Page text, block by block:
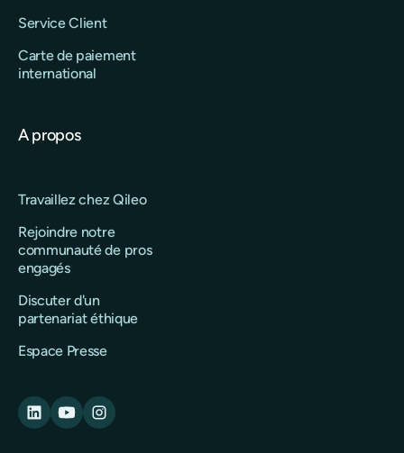
Service Client
Carte de paiement
international
A propos
Travaillez chez Qileo
Rejoindre notre
communauté de pros
engagés
Discuter d'un
partenariat éthique
Espace Presse